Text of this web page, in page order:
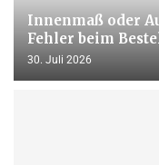
Innenmaß oder
Fehler beim
30. Juli 2026